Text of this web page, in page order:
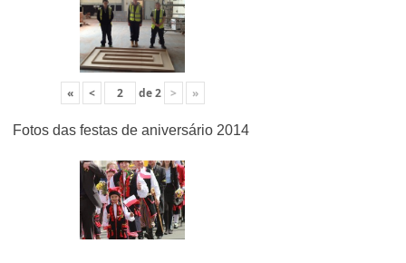
« < de2 > »
Fotos das festas de aniversário 2014